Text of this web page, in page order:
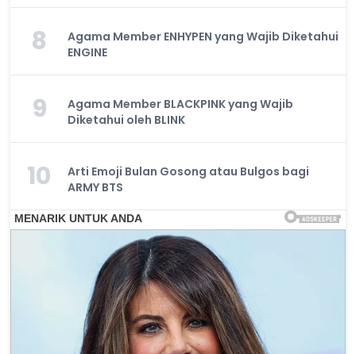
8
Agama Member ENHYPEN yang Wajib Diketahui
ENGINE
9
Agama Member BLACKPINK yang Wajib
Diketahui oleh BLINK
10
Arti Emoji Bulan Gosong atau Bulgos bagi
ARMY BTS